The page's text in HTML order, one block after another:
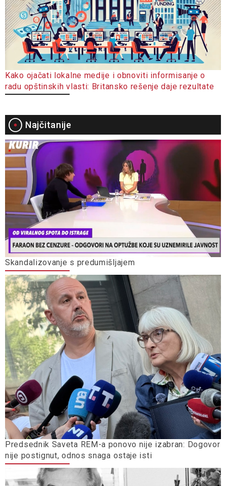
Kako ojačati lokalne medije i obnoviti informisanje o
radu opštinskih vlasti: Britansko rešenje daje rezultate
Najčitanije
Skandalizovanje s predumišljajem
Predsednik Saveta REM-a ponovo nije izabran: Dogovor
nije postignut, odnos snaga ostaje isti